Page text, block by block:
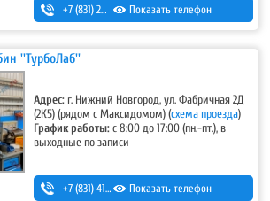
+7 (831) 251-54-99 Показать телефон
''ТурбоЛаб''
Адрес: г. Нижний Новгород, ул. Фабричная 2Д
(2К5)(рядом с Максидомом) (схема проезда)
График работы:с 8:00 до 17:00 (пн.-пт.), в
выходные по записи
+7 (831) 410-54-20 ,+7 (930) 276-66-03
Показать телефон